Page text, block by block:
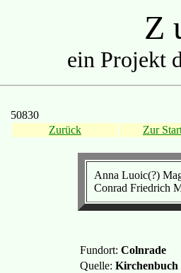
Z
ein Projekt
50830
Zurück
Zur
Anna Luoic(?)
Conrad Friedrich
Fundort: Colnrade
Quelle: Kirchenbuch